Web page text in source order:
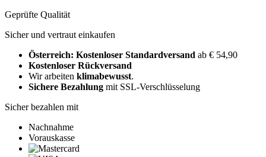
Geprüfte Qualität
Sicher und vertraut einkaufen
Österreich: Kostenloser Standardversand ab € 54,90
Kostenloser Rückversand
Wir arbeiten klimabewusst.
Sichere Bezahlung mit SSL-Verschlüsselung
Sicher bezahlen mit
Nachnahme
Vorauskasse